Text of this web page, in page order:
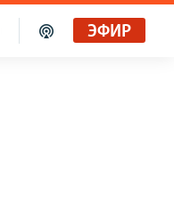
ЭФИР